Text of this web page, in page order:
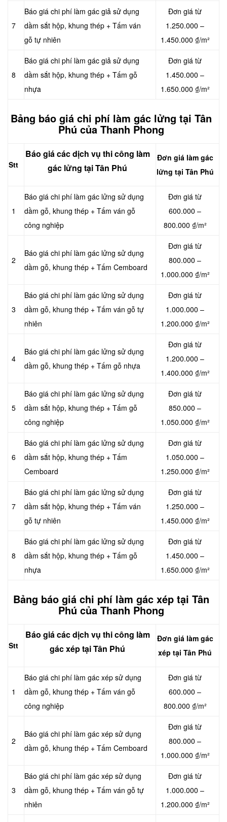
7
Báo giá chi phí làm gác giả sử dụng
dầm sắt hộp, khung thép + Tấm ván
gỗ tự nhiên
Đơn giá từ
1.250.000 –
1.450.000 ₫/m²
8
Báo giá chi phí làm gác giả sử dụng
dầm sắt hộp, khung thép + Tấm gỗ
nhựa
Đơn giá từ
1.450.000 –
1.650.000 ₫/m²
Bảng báo giá chi phí làm gác lửng tại Tân
Phú của Thanh Phong
Stt
Báo giá các dịch vụ thi công làm
gác lửng tại Tân Phú
Đơn giá làm gác
lửng tại Tân Phú
1
Báo giá chi phí làm gác lửng sử dụng
dầm gỗ, khung thép + Tấm ván gỗ
công nghiệp
Đơn giá từ
600.000 –
800.000 ₫/m²
2
Báo giá chi phí làm gác lửng sử dụng
dầm gỗ, khung thép + Tấm Cemboard
Đơn giá từ
800.000 –
1.000.000 ₫/m²
3
Báo giá chi phí làm gác lửng sử dụng
dầm gỗ, khung thép + Tấm ván gỗ tự
nhiên
Đơn giá từ
1.000.000 –
1.200.000 ₫/m²
4
Báo giá chi phí làm gác lửng sử dụng
dầm gỗ, khung thép + Tấm gỗ nhựa
Đơn giá từ
1.200.000 –
1.400.000 ₫/m²
5
Báo giá chi phí làm gác lửng sử dụng
dầm sắt hộp, khung thép + Tấm gỗ
công nghiệp
Đơn giá từ
850.000 –
1.050.000 ₫/m²
6
Báo giá chi phí làm gác lửng sử dụng
dầm sắt hộp, khung thép + Tấm
Cemboard
Đơn giá từ
1.050.000 –
1.250.000 ₫/m²
7
Báo giá chi phí làm gác lửng sử dụng
dầm sắt hộp, khung thép + Tấm ván
gỗ tự nhiên
Đơn giá từ
1.250.000 –
1.450.000 ₫/m²
8
Báo giá chi phí làm gác lửng sử dụng
dầm sắt hộp, khung thép + Tấm gỗ
nhựa
Đơn giá từ
1.450.000 –
1.650.000 ₫/m²
Bảng báo giá chi phí làm gác xép tại Tân
Phú của Thanh Phong
Stt
Báo giá các dịch vụ thi công làm
gácxép tại Tân Phú
Đơn giá làm gác
xép tại Tân Phú
1
Báo giá chi phí làm gác xép sử dụng
dầm gỗ, khung thép + Tấm ván gỗ
công nghiệp
Đơn giá từ
600.000 –
800.000 ₫/m²
2
Báo giá chi phí làm gác xép sử dụng
dầm gỗ, khung thép + Tấm Cemboard
Đơn giá từ
800.000 –
1.000.000 ₫/m²
3
Báo giá chi phí làm gác xép sử dụng
dầm gỗ, khung thép + Tấm ván gỗ tự
nhiên
Đơn giá từ
1.000.000 –
1.200.000 ₫/m²